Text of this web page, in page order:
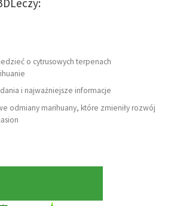
o cytrusowych terpenach
i najważniejsze informacje
odmiany marihuany, które zmieniły rozwój